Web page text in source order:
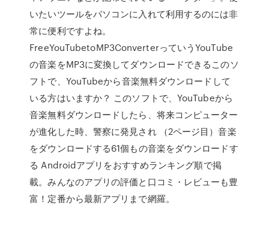
いたいツールをパソコンに入れて利用するのには非
常に便利ですよね。
FreeYouTubetoMP3ConverterっていうYouTube
の音楽をMP3に変換してダウンロードできるこのソ
フトで、YouTubeから音楽無料ダウンロードして
いる方はいますか？ このソフトで、YouTubeから
音楽無料ダウンロードしたら、将来コンピューター
が進化した時、警察に発見され （2ページ目）音楽
をダウンロードする61個もの音楽をダウンロードす
る Androidアプリをおすすめランキング順で掲
載。みんなのアプリの評価と口コミ・レビューも豊
富！定番から最新アプリまで網羅。